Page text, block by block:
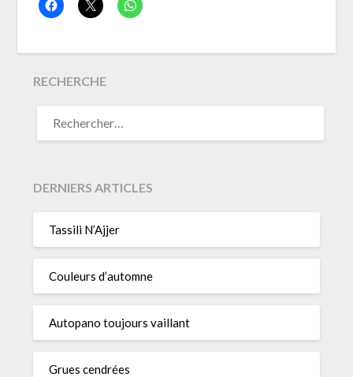
RECHERCHE
DERNIERS ARTICLES
Tassili N’Ajjer
Couleurs d’automne
Autopano toujours vaillant
Grues cendrées